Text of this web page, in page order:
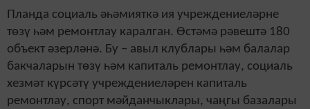
Планда социаль әһәмияткә ия учреждениеләрне
төзү һәм ремонтлау каралган. Өстәмә рәвештә 180
объект әзерләнә. Бу – авыл клублары һәм балалар
бакчаларын төзү һәм капиталь ремонтлау, социаль
хезмәт күрсәтү учреждениеләрен капиталь
ремонтлау, спорт мәйданчыклары, чаңгы базалары